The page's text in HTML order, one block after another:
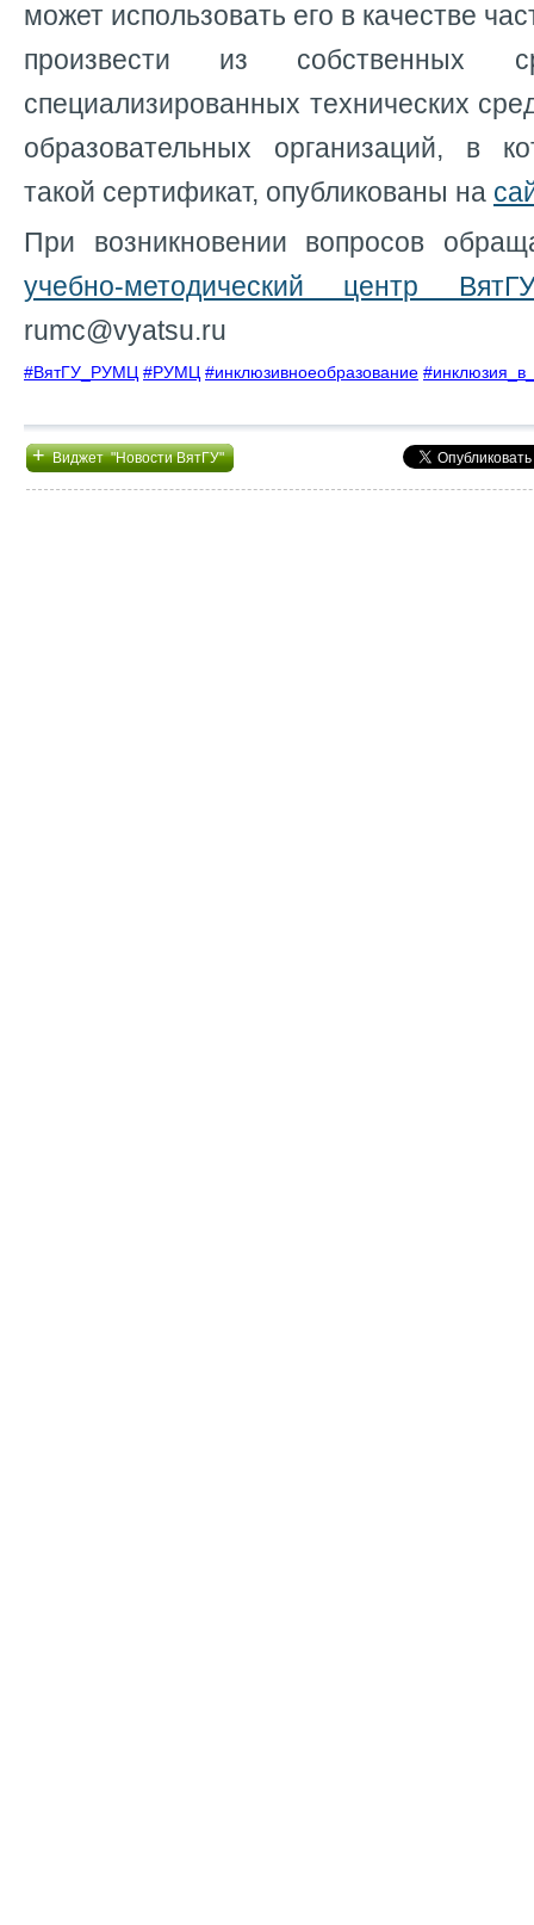
может использовать его в качестве
произвести из собственных
специализированных технических
образовательных организаций, в
такой сертификат, опубликованы на
При возникновении вопросов
учебно-методический центр
rumc@vyatsu.ru
#ВятГУ_РУМЦ #РУМЦ #инклюзивноеобразование
+Виджет "Новости ВятГУ"